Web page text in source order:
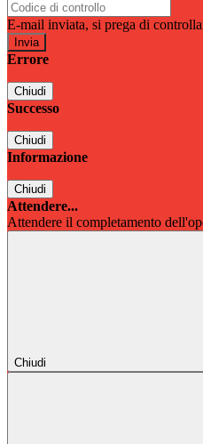
E-mail inviata, si prega di
Errore
Chiudi
Successo
Chiudi
Informazione
Chiudi
Attendere...
Attendere il completamento
Chiudi